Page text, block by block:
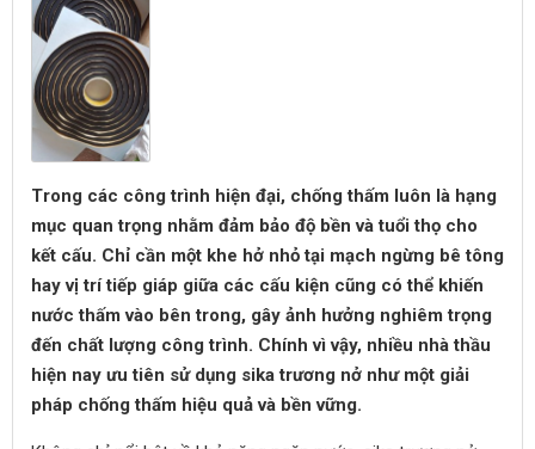
Trong các công trình hiện đại, chống thấm luôn là hạng
mục quan trọng nhằm đảm bảo độ bền và tuổi thọ cho
kết cấu. Chỉ cần một khe hở nhỏ tại mạch ngừng bê tông
hay vị trí tiếp giáp giữa các cấu kiện cũng có thể khiến
nước thấm vào bên trong, gây ảnh hưởng nghiêm trọng
đến chất lượng công trình. Chính vì vậy, nhiều nhà thầu
hiện nay ưu tiên sử dụng sika trương nở như một giải
pháp chống thấm hiệu quả và bền vững.